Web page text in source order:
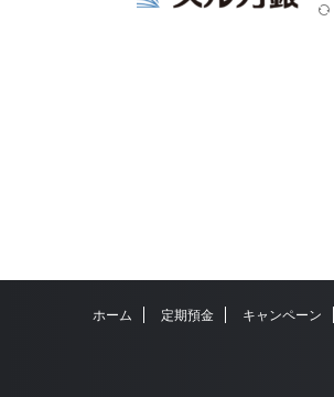
ホーム 定期預金 キャンペーン